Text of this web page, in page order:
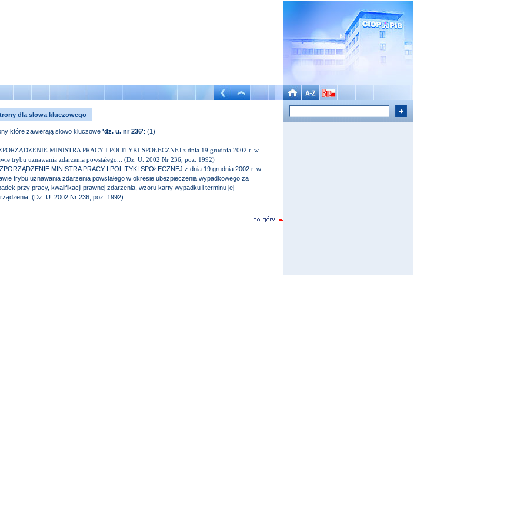
dla słowa kluczowego
które zawierają słowo kluczowe 'dz. u. nr 236': (1)
MINISTRA PRACY I POLITYKI SPOŁECZNEJ z dnia 19 grudnia 2002 r. w
trybu uznawania zdarzenia powstałego... (Dz. U. 2002 Nr 236, poz. 1992)
MINISTRA PRACY I POLITYKI SPOŁECZNEJ z dnia 19 grudnia 2002 r. w
trybu uznawania zdarzenia powstałego w okresie ubezpieczenia wypadkowego za
przy pracy, kwalifikacji prawnej zdarzenia, wzoru karty wypadku i terminu jej
(Dz. U. 2002 Nr 236, poz. 1992)